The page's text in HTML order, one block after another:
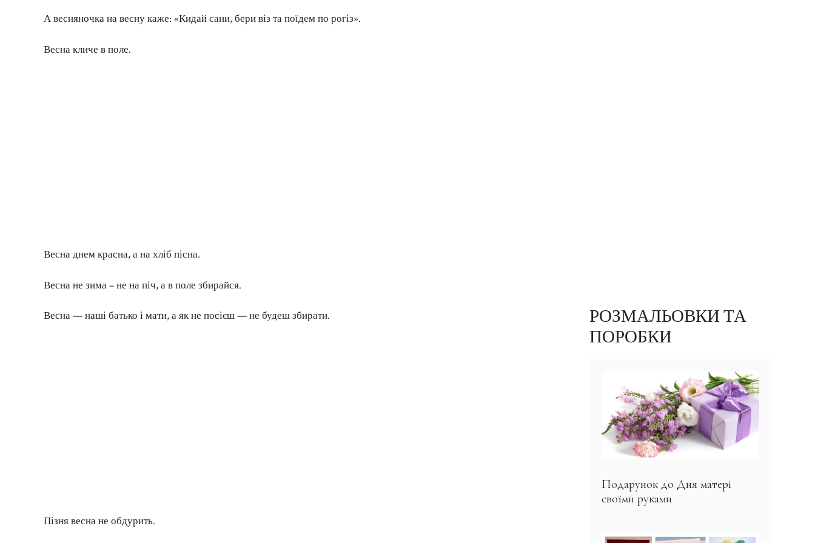
А весняночка на весну каже: «Кидай сани, бери віз та поїдем по рогіз».
Весна кличе в поле.
Весна днем красна, а на хліб пісна.
Весна не зима – не на піч, а в поле збирайся.
Весна — наші батько і мати, а як не посієш — не будеш збирати.
Пізня весна не обдурить.
РОЗМАЛЬОВКИ ТА
ПОРОБКИ
Подарунок до Дня матері
своїми руками